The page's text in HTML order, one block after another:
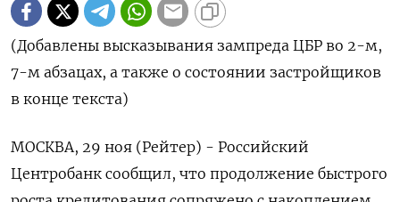
(Добавлены высказывания зампреда ЦБР во 2-м,
7-м абзацах, а также о состоянии застройщиков
в конце текста)
МОСКВА, 29 ноя (Рейтер) - Российский
Центробанк сообщил, что продолжение быстрого